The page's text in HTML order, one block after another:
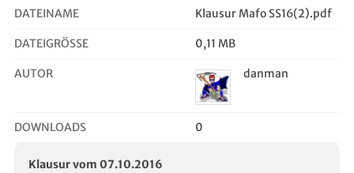
DATEINAME Klausur Mafo SS16(2).pdf
DATEIGRÖSSE 0,11 MB
AUTOR danman
DOWNLOADS 0
Klausur vom 07.10.2016